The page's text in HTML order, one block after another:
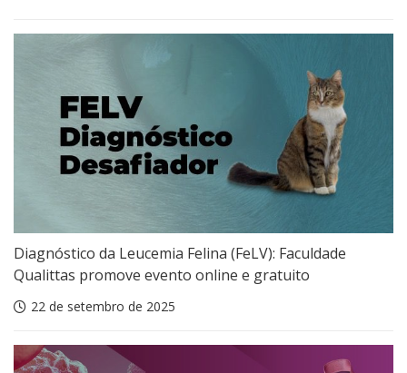
Diagnóstico da Leucemia Felina (FeLV): Faculdade
Qualittas promove evento online e gratuito
22 de setembro de 2025